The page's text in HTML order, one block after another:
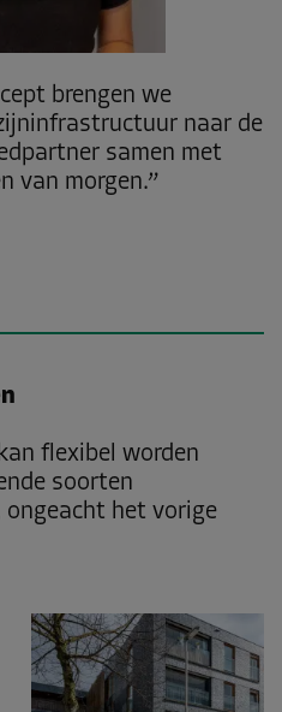
brengen we
naar de
samen met
van morgen.
flexibel worden
soorten
ongeacht het vorige